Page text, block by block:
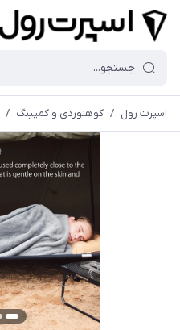
اسپرت رول / کوهنوردی و کمپینگ /